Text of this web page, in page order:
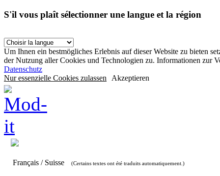
S'il vous plaît sélectionner une langue et la région
Um Ihnen ein bestmögliches Erlebnis auf dieser Website zu bieten
der Nutzung aller Cookies und Technologien zu. Informationen zur
Datenschutz
Nur essenzielle Cookies zulassen Akzeptieren
Français / Suisse (Certains textes ont été traduits automatiquement.)